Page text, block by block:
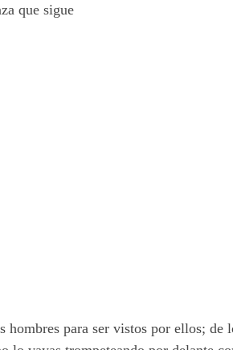
que sigue
para ser vistos por ellos; de